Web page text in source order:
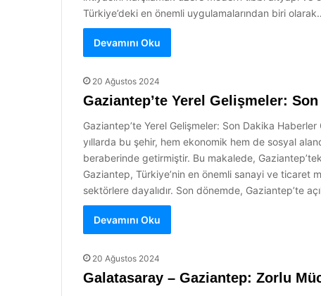
Türkiye’deki en önemli uygulamalarından biri
Devamını Oku
20 Ağustos 2024
Gaziantep’te Yerel Gelişmeler:
Gaziantep’te Yerel Gelişmeler: Son Dakika
yıllarda bu şehir, hem ekonomik hem de sosyal
beraberinde getirmiştir. Bu makalede,
Gaziantep, Türkiye’nin en önemli sanayi ve ticaret
sektörlere dayalıdır. Son dönemde, Gaziantep’te
Devamını Oku
20 Ağustos 2024
Galatasaray – Gaziantep: Zorlu